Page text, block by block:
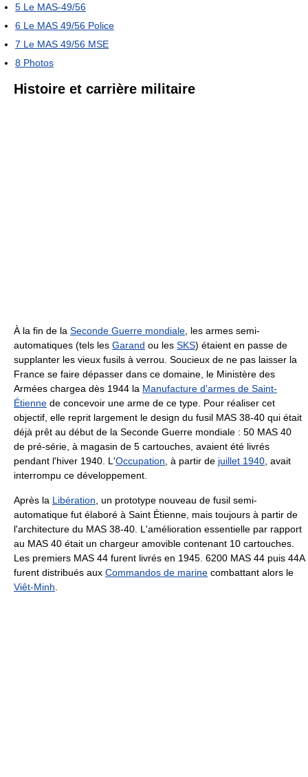
5 Le MAS-49/56
6 Le MAS 49/56 Police
7 Le MAS 49/56 MSE
8 Photos
Histoire et carrière militaire
À la fin de la Seconde Guerre mondiale , les armes semi-
automatiques (tels les Garand ou les SKS) étaient en passe de
supplanter les vieux fusils à verrou. Soucieux de ne pas laisser la
France se faire dépasser dans ce domaine, le Ministère des
Armées chargea dès 1944 la Manufacture d'armes de Saint-
Étienne de concevoir une arme de ce type. Pour réaliser cet
objectif, elle reprit largement le design du fusil MAS 38-40 qui était
déjà prêt au début de la Seconde Guerre mondiale : 50 MAS 40
de pré-série, à magasin de 5 cartouches, avaient été livrés
pendant l'hiver 1940. L'Occupation , à partir de juillet 1940 , avait
interrompu ce développement.
Après la Libération , un prototype nouveau de fusil semi-
automatique fut élaboré à Saint Étienne, mais toujours à partir de
l'architecture du MAS 38-40. L'amélioration essentielle par rapport
au MAS 40 était un chargeur amovible contenant 10 cartouches.
Les premiers MAS 44 furent livrés en 1945. 6200 MAS 44 puis 44A
furent distribués aux Commandos de marine combattant alors le
Viêt-Minh